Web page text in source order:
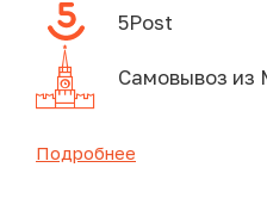
5Post
Самовывоз из
Подробнее